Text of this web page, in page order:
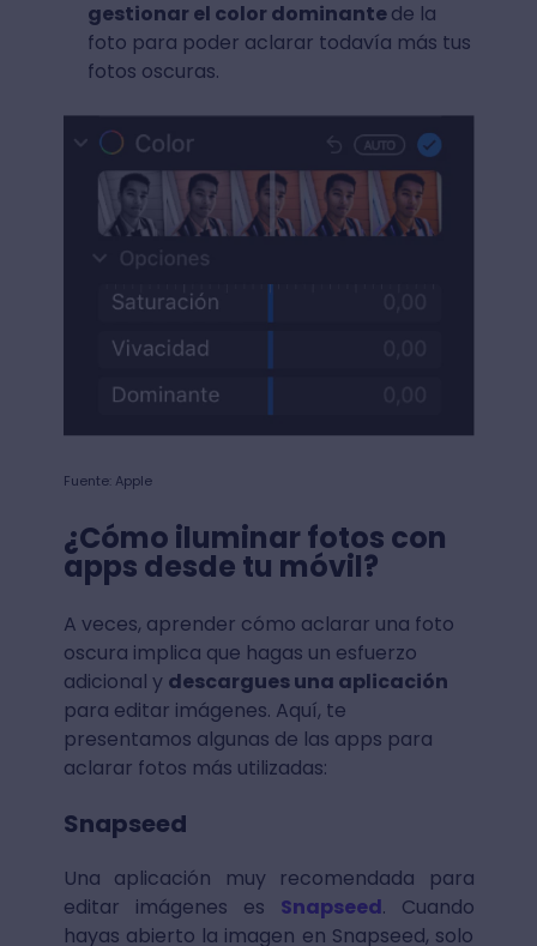
gestionar el color dominantede la
foto para poder aclarar todavía más tus
fotos oscuras.
Fuente: Apple
¿Cómo iluminar fotos con
apps desde tu móvil?
A veces, aprender cómo aclarar una foto
oscura implica que hagas un esfuerzo
adicional y descargues una aplicación
para editar imágenes. Aquí, te
presentamos algunas de las apps para
aclarar fotos más utilizadas:
Snapseed
Una aplicación muy recomendada para
editar imágenes es Snapseed. Cuando
hayas abierto la imagen en Snapseed, solo